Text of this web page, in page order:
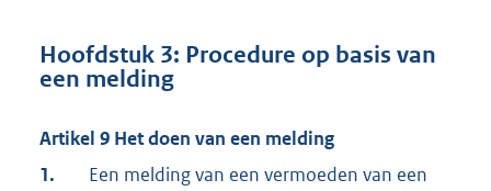
Hoofdstuk 3: Procedure op basis van
een melding
Artikel 9 Het doen van een melding
1.
Een melding van een vermoeden van een